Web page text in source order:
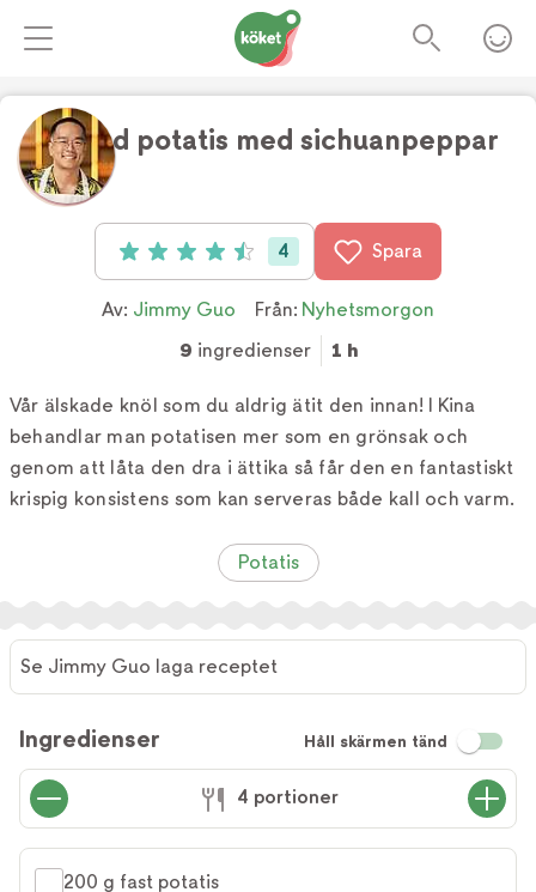
Wokad potatis med sichuanpeppar
Betyg: 4.5 av 5 (4 röster)
4 Spara
Av: Jimmy Guo Från: Nyhetsmorgon
9 ingredienser 1 h
Vår älskade knöl som du aldrig ätit den innan! I Kina
behandlar man potatisen mer som en grönsak och
genom att låta den dra i ättika så får den en fantastiskt
krispig konsistens som kan serveras både kall och varm.
Potatis
Se Jimmy Guo laga receptet
Ingredienser Håll skärmen tänd
4 portioner
200 g fast potatis